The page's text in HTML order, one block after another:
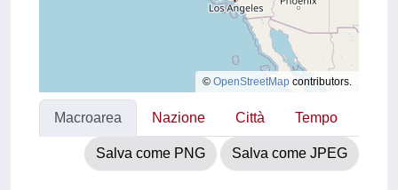
© OpenStreetMap contributors.
Macroarea Nazione Città Tempo
Salva come PNG Salva come JPEG